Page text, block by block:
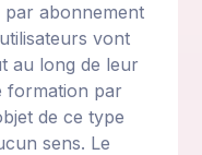
par abonnement
vont
au long de leur
formation par
de ce type
sens. Le